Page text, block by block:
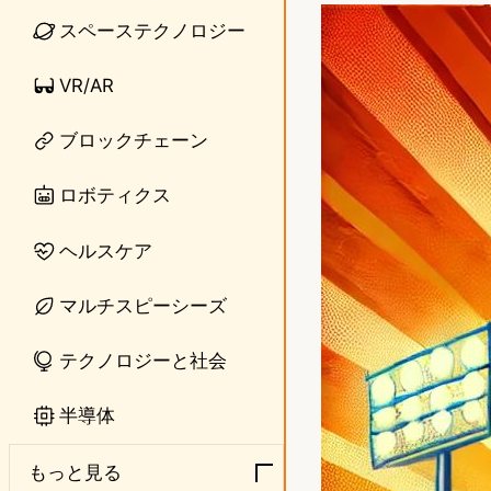
スペーステクノロジー
VR/AR
ブロックチェーン
ロボティクス
ヘルスケア
マルチスピーシーズ
テクノロジーと社会
半導体
もっと見る
n
e
s
o
d
o
n